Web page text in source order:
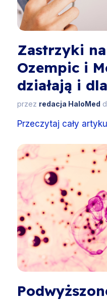
Zastrzyki
Ozempic i
działają i
przez redacja HaloMed
Przeczytaj cały